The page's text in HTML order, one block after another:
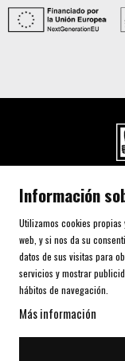
Carrer de
AVISO
Información
Utilizamos cookies
web, y si nos da su
datos de sus visitas para
servicios y mostrar
hábitos de navegación.
Más información